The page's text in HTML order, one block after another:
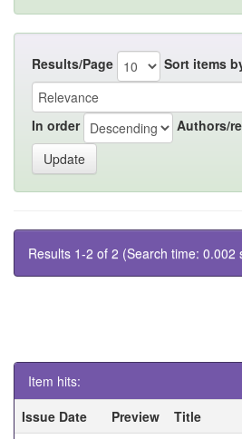
Results/Page Sort items
In order Authors/
Results 1-2 of 2 (Search time: 0.002
Item hits:
Issue Date
Preview Title